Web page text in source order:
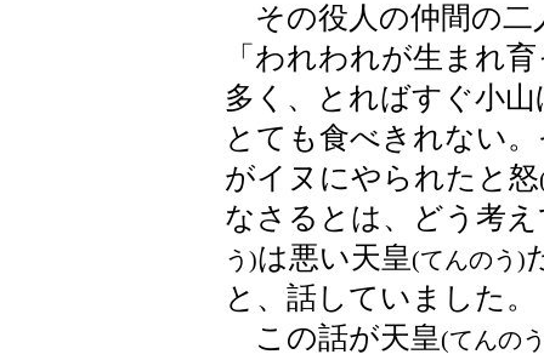
その役人の仲間の二
「われわれが生まれ
多く、とればすぐ小
とても食べきれない
がイヌにやられたと怒
なさるとは、どう考
う)は悪い天皇(てんのう)
と、話していました。
この話が天皇(てんの